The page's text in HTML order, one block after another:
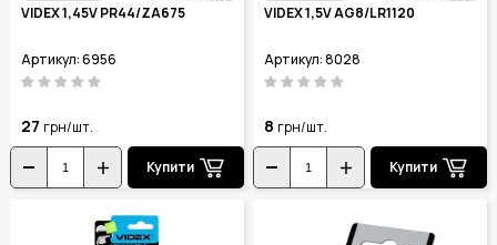
VIDEX 1,45V PR44/ZA675
Артикул: 6956
27 грн/шт.
Купити
VIDEX 1,5V AG8/LR1120
Артикул: 8028
8 грн/шт.
Купити